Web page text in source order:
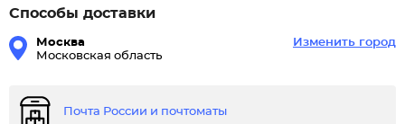
Способы доставки
Москва
Московская область
Изменить город
Почта России и почтоматы